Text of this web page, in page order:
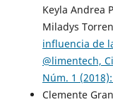
Keyla Andrea
Miladys
influencia de
@limentech,
Núm. 1
Clemente